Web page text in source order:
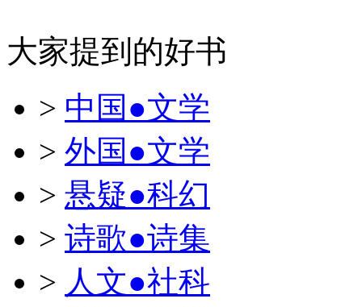
大家提到的好书
> 中国●文学
> 外国●文学
> 悬疑●科幻
> 诗歌●诗集
> 人文●社科